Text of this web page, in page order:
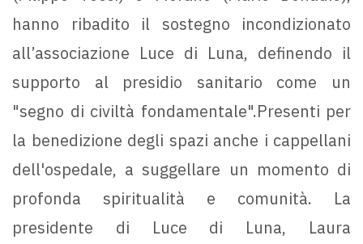
hanno ribadito il sostegno incondizionato
all’associazione Luce di Luna, definendo il
supporto al presidio sanitario come un
"segno di civiltà fondamentale".Presenti per
la benedizione degli spazi anche i cappellani
dell'ospedale, a suggellare un momento di
profonda spiritualità e comunità. La
presidente di Luce di Luna, Laura